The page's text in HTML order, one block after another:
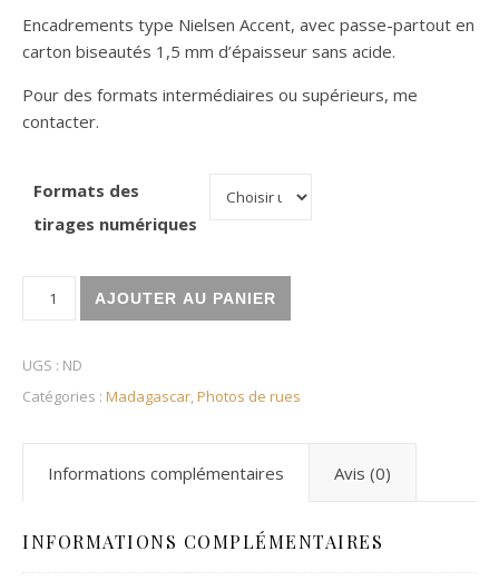
Encadrements type Nielsen Accent, avec passe-partout en
carton biseautés 1,5 mm d’épaisseur sans acide.
Pour des formats intermédiaires ou supérieurs, me
contacter.
Formats des
tirages numériques
quantité de Diego-Suarez, Belles de nuit
AJOUTER AU PANIER
UGS : ND
Catégories : Madagascar,Photos de rues
Informations complémentaires Avis (0)
INFORMATIONS COMPLÉMENTAIRES